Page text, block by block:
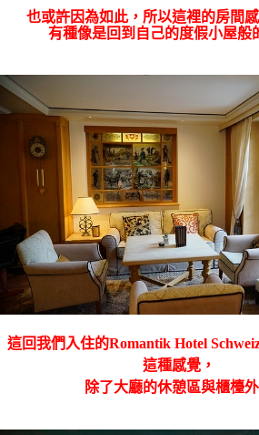
也或許因為如此，所以這裡的房間感
有種像是回到自己的度假小屋般
這回我們入住的Romantik Hotel
這種感覺，
除了大廳的休憩區與櫃檯外